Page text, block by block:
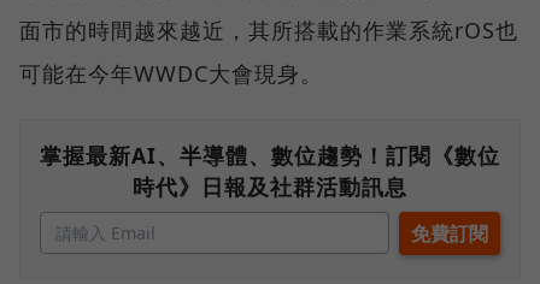
面市的時間越來越近，其所搭載的作業系統rOS也
可能在今年WWDC大會現身。
掌握最新AI、半導體、數位趨勢！訂閱《數位
時代》日報及社群活動訊息